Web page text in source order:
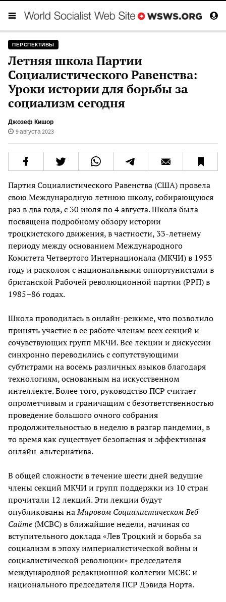
ПЕРСПЕКТИВЫ
Летняя школа Партии
Социалистического Равенства:
Уроки истории для борьбы за
социализм сегодня
Джозеф Кишор
9 августа 2023
Партия Социалистического Равенства (США) провела
свою Международную летнюю школу, собирающуюся
раз в два года, с 30 июля по 4 августа. Школа была
посвящена подробному обзору истории
троцкистского движения, в частности, 33-летнему
периоду между основанием Международного
Комитета Четвертого Интернационала (МКЧИ) в 1953
году и расколом с национальными оппортунистами в
британской Рабочей революционной партии (РРП) в
1985–86 годах.
Школа проводилась в онлайн-режиме, что позволило
принять участие в ее работе членам всех секций и
сочувствующих групп МКЧИ. Все лекции и дискуссии
синхронно переводились с сопутствующими
субтитрами на восемь различных языков благодаря
технологиям, основанным на искусственном
интеллекте. Более того, руководство ПСР считает
опрометчивым и граничащим с безответственностью
проведение большого очного собрания
продолжительностью в неделю в разгар пандемии, в
то время как существует безопасная и эффективная
онлайн-альтернатива.
В общей сложности в течение шести дней ведущие
члены секций МКЧИ и групп поддержки из 10 стран
прочитали 12 лекций. Эти лекции будут
опубликованы наМировом Социалистическом Веб
Сайте (МСВС) в ближайшие недели, начиная со
вступительного доклада «Лев Троцкий и борьба за
социализм в эпоху империалистической войны и
социалистической революции» председателя
международной редакционной коллегии МСВС и
национального председателя ПСР Дэвида Норта.